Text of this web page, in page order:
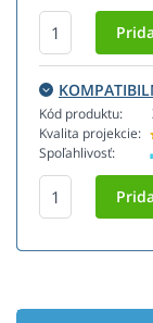
Kód produktu:
Kvalita projekcie:
Spoľahlivosť: